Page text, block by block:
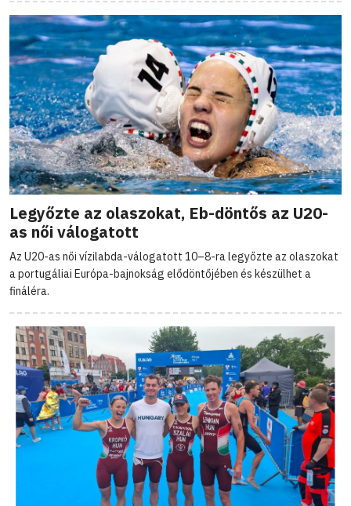
Legyőzte az olaszokat, Eb-döntős az U20-
as női válogatott
Az U20-as női vízilabda-válogatott 10–8-ra legyőzte az olaszokat
a portugáliai Európa-bajnokság elődöntőjében és készülhet a
fináléra.